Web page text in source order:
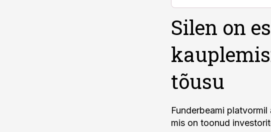
Silen on
tõusu
Funderbeami
mis on toonud